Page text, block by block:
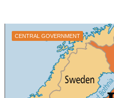
CENTRAL GOVERNMENT